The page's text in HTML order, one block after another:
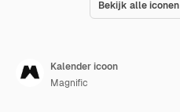
Bekijk alle iconen
Kalender icoon
Magnific